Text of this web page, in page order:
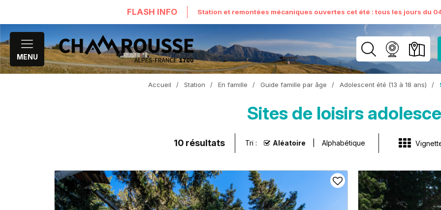
FLASH INFO Station et remontées mécaniques ouvertes cet été : tous les jours du
MENU
Accueil / Station / En famille / Guide famille par âge / Adolescent été (13 à 18 ans) /
Sites de loisirs
10résultats Tri : Aléatoire Alphabétique